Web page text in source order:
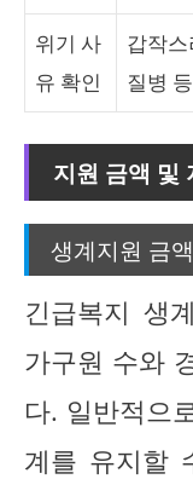
위기 사
유 확인
갑작
질병
지원 금액 및
생계지원 금
긴급복지 생
가구원 수와
다. 일반적으
계를 유지할